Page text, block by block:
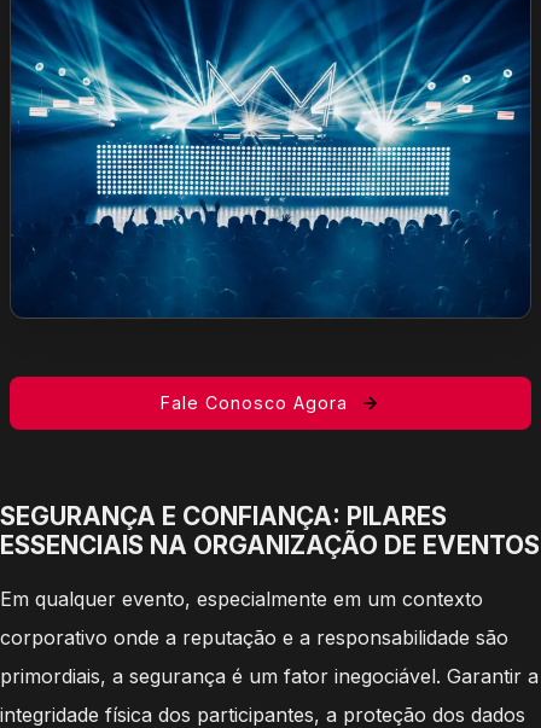
Fale Conosco Agora
SEGURANÇA E CONFIANÇA: PILARES
ESSENCIAIS NA ORGANIZAÇÃO DE EVENTOS
Em qualquer evento, especialmente em um contexto
corporativo onde a reputação e a responsabilidade são
primordiais, a segurança é um fator inegociável. Garantir a
integridade física dos participantes, a proteção dos dados